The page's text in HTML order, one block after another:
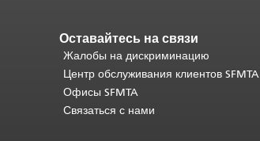
Оставайтесь на связи
Жалобы на дискриминацию
Центр обслуживания клиентов SFMTA
Офисы SFMTA
Связаться с нами